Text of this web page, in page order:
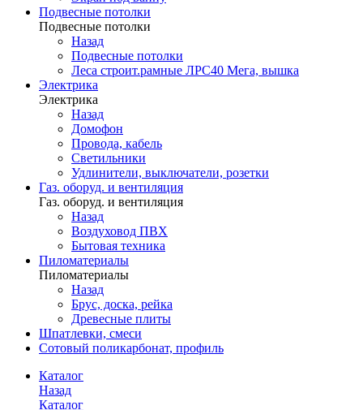
Подвесные потолки
Подвесные потолки
Назад
Подвесные потолки
Леса строит.рамные ЛРС40 Мега, вышка
Электрика
Электрика
Назад
Домофон
Провода, кабель
Светильники
Удлинители, выключатели, розетки
Газ. оборуд. и вентиляция
Газ. оборуд. и вентиляция
Назад
Воздуховод ПВХ
Бытовая техника
Пиломатериалы
Пиломатериалы
Назад
Брус, доска, рейка
Древесные плиты
Шпатлевки, смеси
Сотовый поликарбонат, профиль
Каталог
Назад
Каталог